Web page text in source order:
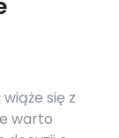
się z
warto